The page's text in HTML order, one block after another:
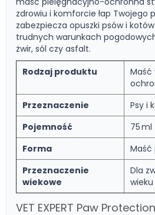
zdrowiu i komforcie łap Twojego
zabezpiecza opuszki psów i
trudnych warunkach
żwir, sól czy asfalt.
Rodzaj produktu
Maść
Przeznaczenie
Psy i
Pojemność
75 ml
Forma
Maść
Przeznaczenie
wiekowe
Dla
wieku
VET EXPERT Paw